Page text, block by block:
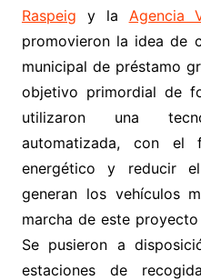
Raspeig y la Agencia
promovieron la idea de
municipal de préstamo
objetivo primordial de
utilizaron una
automatizada, con el
energético y reducir
generan los vehículos
marcha de este
Se pusieron a
estaciones de